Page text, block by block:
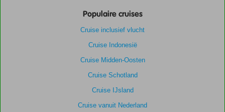
Populaire cruises
Cruise inclusief vlucht
Cruise Indonesië
Cruise Midden-Oosten
Cruise Schotland
Cruise IJsland
Cruise vanuit Nederland